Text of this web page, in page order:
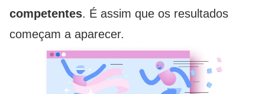
competentes. É assim que os resultados
começam a aparecer.